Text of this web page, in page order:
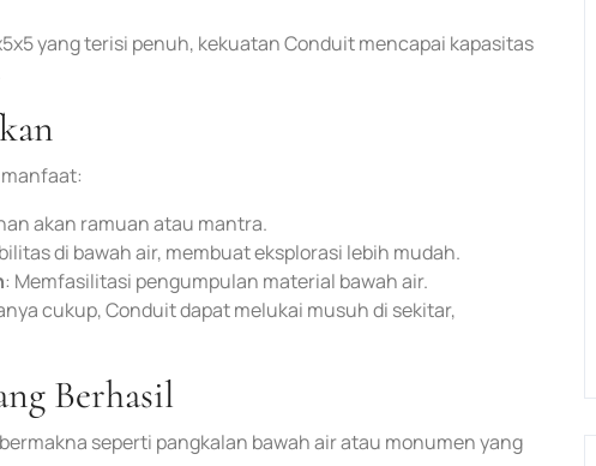
yang terisi penuh, kekuatan Conduit mencapai kapasitas
akan ramuan atau mantra.
di bawah air, membuat eksplorasi lebih mudah.
: Memfasilitasi pengumpulan material bawah air.
cukup, Conduit dapat melukai musuh di sekitar,
Berhasil
seperti pangkalan bawah air atau monumen yang